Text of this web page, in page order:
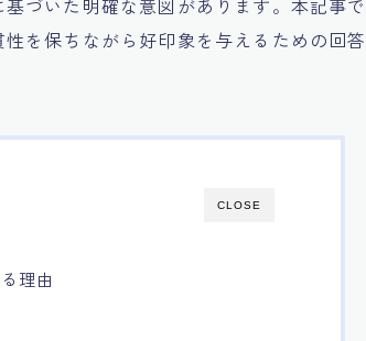
づいた明確な意図があります。本記事で
を保ちながら好印象を与えるための回答
CLOSE
理由